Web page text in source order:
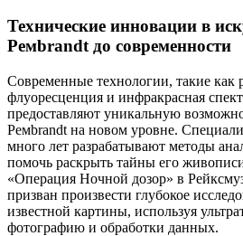
Технические инновации в
Ремbrandt до современности
Современные технологии, такие как
флуоресценция и инфракрасная
предоставляют уникальную
Ремbrandt на новом уровне.
много лет разрабатывают методы
помочь раскрыть тайны его
«Операция Ночной дозор» в
призван произвести глубокое
известной картины, используя
фотографию и обработки данных.